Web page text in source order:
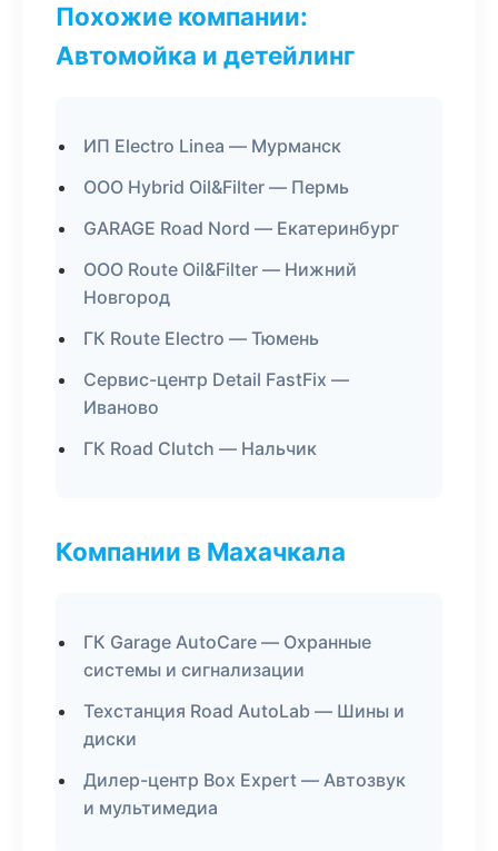
Похожие компании:
Автомойка и детейлинг
ИП Electro Linea — Мурманск
ООО Hybrid Oil&Filter — Пермь
GARAGE Road Nord — Екатеринбург
ООО Route Oil&Filter — Нижний
Новгород
ГК Route Electro — Тюмень
Сервис-центр Detail FastFix —
Иваново
ГК Road Clutch — Нальчик
Компании в Махачкала
ГК Garage AutoCare — Охранные
системы и сигнализации
Техстанция Road AutoLab — Шины и
диски
Дилер-центр Box Expert — Автозвук
и мультимедиа